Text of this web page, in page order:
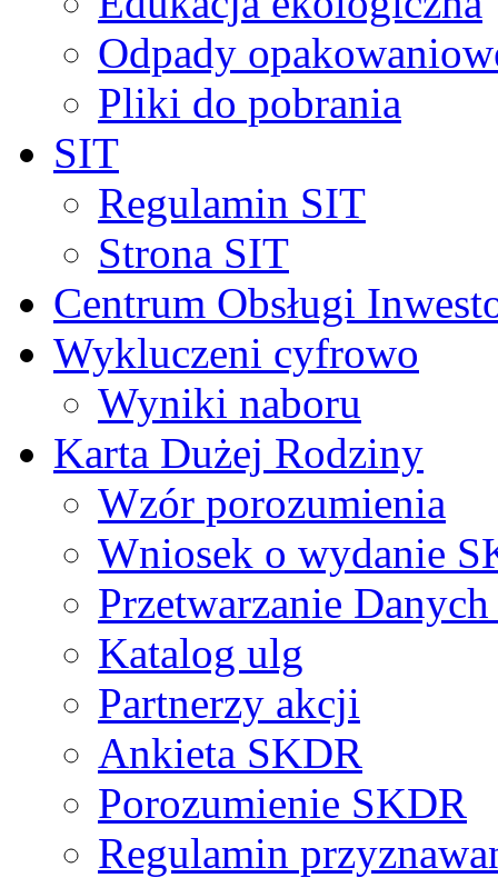
Odpady
Pliki do pobrania
SIT
Regulamin SIT
Strona SIT
Centrum Obsługi
Wykluczeni cyfrowo
Wyniki naboru
Karta Dużej Rodziny
Wzór porozumienia
Wniosek o wydanie
Przetwarzanie
Katalog ulg
Partnerzy akcji
Ankieta SKDR
Porozumienie SKDR
Regulamin